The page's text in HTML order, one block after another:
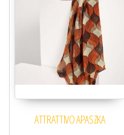
ATTRATTIVO APASZKA